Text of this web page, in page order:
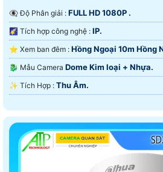
👁️‍🗨 Độ Phân giải : FULL HD 1080P .
🌠 Tích hợp công nghệ : IP.
⭐ Xem ban đêm : Hồng Ngoại 10m Hồng
🐉️ Mẫu Camera Dome Kim loại + Nhựa.
️✨ Tích Hợp : Thu Âm.